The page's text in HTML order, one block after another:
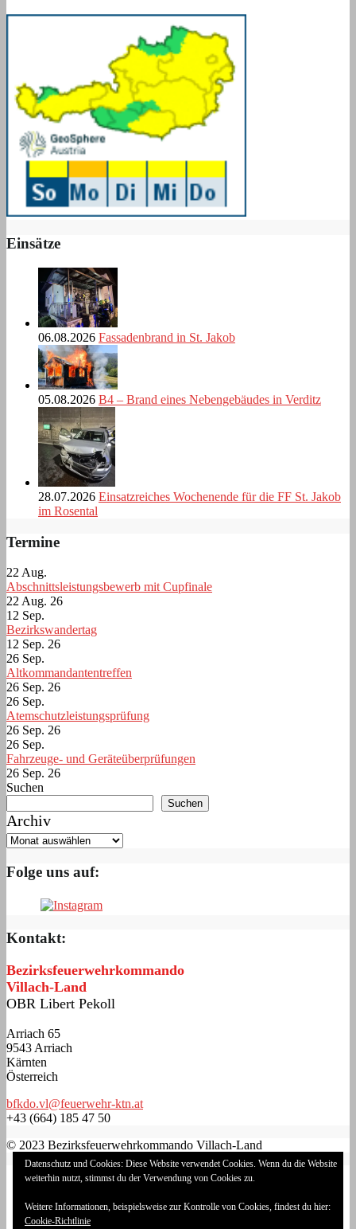
Einsätze
06.08.2026 Fassadenbrand in St. Jakob
05.08.2026 B4 – Brand eines Nebengebäudes in Verditz
28.07.2026 Einsatzreiches Wochenende für die FF St. Jakob
im Rosental
Termine
22 Aug.
Abschnittsleistungsbewerb mit Cupfinale
22 Aug. 26
12 Sep.
Bezirkswandertag
12 Sep. 26
26 Sep.
Altkommandantentreffen
26 Sep. 26
26 Sep.
Atemschutzleistungsprüfung
26 Sep. 26
26 Sep.
Fahrzeuge- und Geräteüberprüfungen
26 Sep. 26
Suchen
Suchen
Archiv
Folge uns auf:
Kontakt:
Bezirksfeuerwehrkommando
Villach-Land
OBR Libert Pekoll
Arriach 65
9543 Arriach
Kärnten
Österreich
bfkdo.vl@feuerwehr-ktn.at
+43 (664) 185 47 50
© 2023 Bezirksfeuerwehrkommando Villach-Land
Impressum
Datenschutzerklärung
Cookie-Richtlinie (EU)
Login
Datenschutz und Cookies: Diese Website verwendet Cookies. Wenn du die Website
weiterhin nutzt, stimmst du der Verwendung von Cookies zu.
Weitere Informationen, beispielsweise zur Kontrolle von Cookies, findest du hier:
Cookie-Richtlinie